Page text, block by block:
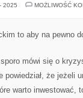
2025
MOŻLIWOŚĆ
to aby na pewno
mówi się o
że jeżeli
warto inwestować,